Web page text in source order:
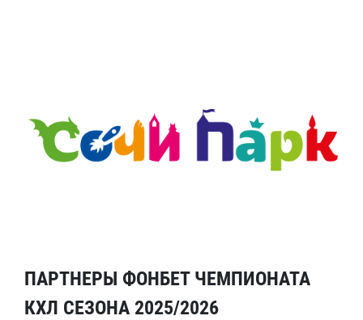
ПАРТНЕРЫ ФОНБЕТ ЧЕМПИОНАТА
КХЛ СЕЗОНА 2025/2026